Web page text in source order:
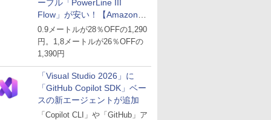
ーブル「PowerLine III
Flow」が安い！【Amazon暮
らし応援サマーSale】
0.9メートルが28％OFFの1,290
円。1,8メートルが26％OFFの
1,390円
「Visual Studio 2026」に
「GitHub Copilot SDK」ベー
スの新エージェントが追加
「Copilot CLI」や「GitHub」ア